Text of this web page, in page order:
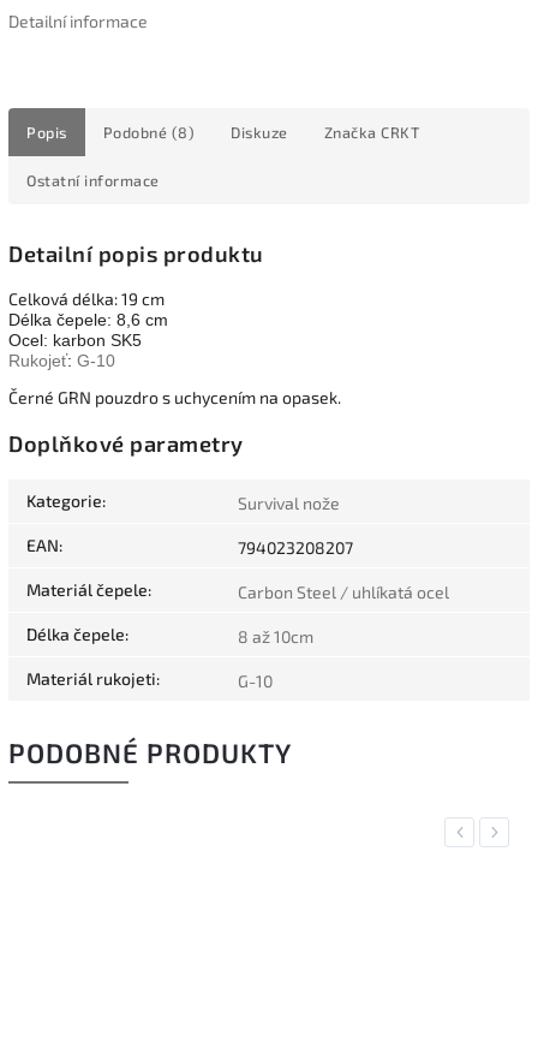
Detailní informace
Popis Podobné (8) Diskuze Značka CRKT
Ostatní informace
Detailní popis produktu
Celková délka: 19 cm
Délka čepele: 8,6 cm
Ocel: karbon SK5
Rukojeť: G-10
Černé GRN pouzdro s uchycením na opasek.
Doplňkové parametry
Kategorie: Survival nože
EAN: 794023208207
Materiál čepele: Carbon Steel / uhlíkatá ocel
Délka čepele: 8 až 10cm
Materiál rukojeti: G-10
PODOBNÉ PRODUKTY
Previous
Next